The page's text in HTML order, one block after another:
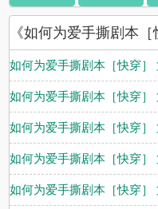
《如何为爱手撕剧本
如何为爱手撕剧本［快穿］
如何为爱手撕剧本［快穿］
如何为爱手撕剧本［快穿］
如何为爱手撕剧本［快穿］
如何为爱手撕剧本［快穿］